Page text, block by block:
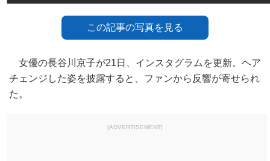
この記事の写真を見る
女優の長谷川京子が21日、インスタグラムを更新。ヘア
チェンジした姿を披露すると、ファンから反響が寄せられ
た。
[ADVERTISEMENT]